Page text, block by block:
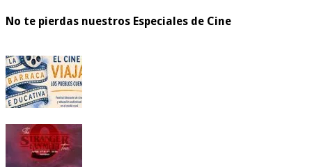
No te pierdas nuestros Especiales de Cine